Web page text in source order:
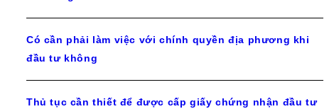
Có cần phải làm việc với chính quyền địa phương khi
đầu tư không
Thủ tục cần thiết để được cấp giấy chứng nhận đầu tư